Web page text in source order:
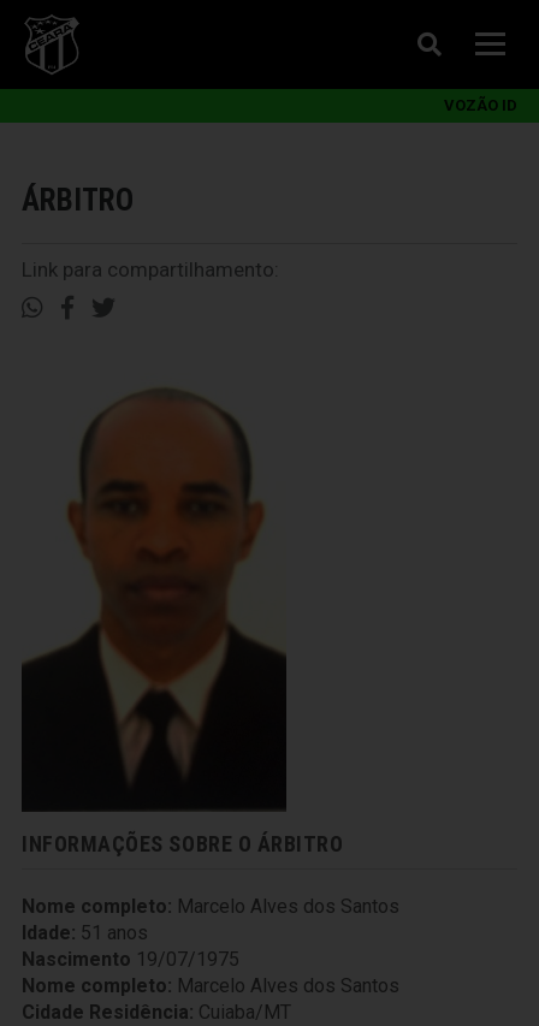
VOZÃO ID
ÁRBITRO
Link para compartilhamento:
INFORMAÇÕES SOBRE O ÁRBITRO
Nome completo: Marcelo Alves dos Santos
Idade: 51 anos
Nascimento 19/07/1975
Nome completo: Marcelo Alves dos Santos
Cidade Residência: Cuiaba/MT